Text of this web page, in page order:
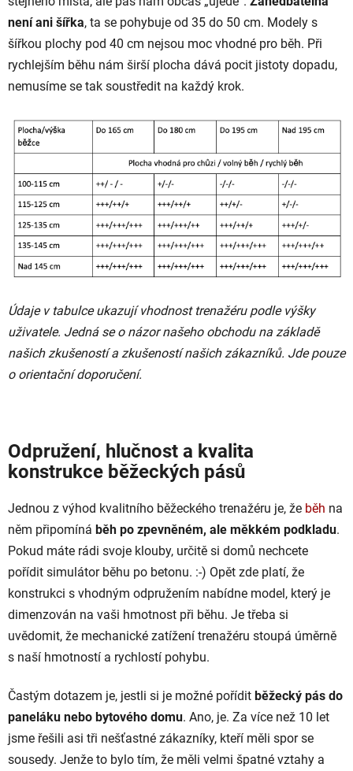
není ani šířka, ta se pohybuje od 35 do 50 cm. Modely s
šířkou plochy pod 40 cm nejsou moc vhodné pro běh. Při
rychlejším běhu nám širší plocha dává pocit jistoty dopadu,
nemusíme se tak soustředit na každý krok.
Údaje v tabulce ukazují vhodnost trenažéru podle výšky
uživatele. Jedná se o názor našeho obchodu na základě
našich zkušeností a zkušeností našich zákazníků. Jde pouze
o orientační doporučení.
Odpružení, hlučnost a kvalita
konstrukce běžeckých pásů
Jednou z výhod kvalitního běžeckého trenažéru je, že běh na
něm připomíná běh po zpevněném, ale měkkém podkladu.
Pokud máte rádi svoje klouby, určitě si domů nechcete
pořídit simulátor běhu po betonu. :-) Opět zde platí, že
konstrukci s vhodným odpružením nabídne model, který je
dimenzován na vaši hmotnost při běhu. Je třeba si
uvědomit, že mechanické zatížení trenažéru stoupá úměrně
s naší hmotností a rychlostí pohybu.
Častým dotazem je, jestli si je možné pořídit běžecký pás do
paneláku nebo bytového domu. Ano, je. Za více než 10 let
jsme řešili asi tři nešťastné zákazníky, kteří měli spor se
sousedy. Jenže to bylo tím, že měli velmi špatné vztahy a